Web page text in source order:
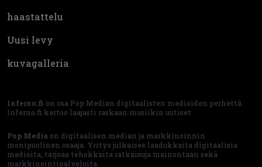
haastattelu
Uusi levy
kuvagalleria
Inferno.fi on osa Pop Median digitaalisten medioiden perhettä.
Inferno.fi kertoo laajasti raskaan musiikin uutiset.
Pop Media on digitaalisen median ja markkinoinnin
monipuolinen osaaja. Yritys julkaisee laadukkaita digitaalisia
medioita, tarjoaa tehokkaita ratkaisuja mainontaan sekä
markkinointipalveluita.